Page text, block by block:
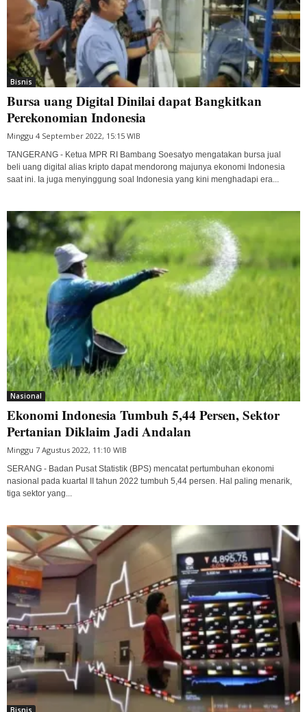
Bisnis
Bursa uang Digital Dinilai dapat Bangkitkan
Perekonomian Indonesia
Minggu 4 September 2022, 15:15 WIB
TANGERANG - Ketua MPR RI Bambang Soesatyo mengatakan bursa jual
beli uang digital alias kripto dapat mendorong majunya ekonomi Indonesia
saat ini. Ia juga menyinggung soal Indonesia yang kini menghadapi era...
Nasional
Ekonomi Indonesia Tumbuh 5,44 Persen, Sektor
Pertanian Diklaim Jadi Andalan
Minggu 7 Agustus 2022, 11:10 WIB
SERANG - Badan Pusat Statistik (BPS) mencatat pertumbuhan ekonomi
nasional pada kuartal II tahun 2022 tumbuh 5,44 persen. Hal paling menarik,
tiga sektor yang...
Bisnis